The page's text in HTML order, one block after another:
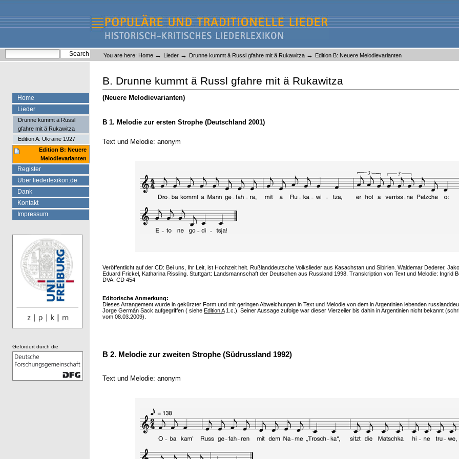
content.
navigation
Liederlexikon
Personal
tools
You are here: Home → Lieder → Drunne kummt ä Russl gfahre mit ä Rukawitza → Edition B: Neuere Melodievarianten
B. Drunne kummt ä Russl gfahre mit ä Rukawitza
(Neuere Melodievarianten)
B 1. Melodie zur ersten Strophe (Deutschland 2001)
Text und Melodie: anonym
Veröffentlicht auf der CD: Bei uns, Ihr Leit, ist Hochzeit heit. Rußlanddeutsche Volkslieder aus Kasachstan und Sibirien. Waldemar Dederer,
Eduard Frickel, Katharina Rissling. Stuttgart: Landsmannschaft der Deutschen aus Russland 1998. Transkription von Text und Melodie: Ingrid
DVA: CD 454
Editorische Anmerkung:
Dieses Arrangement wurde in gekürzter Form und mit geringen Abweichungen in Text und Melodie von dem in Argentinien lebenden
Jorge Germàn Sack aufgegriffen ( siehe Edition A1.c.). Seiner Aussage zufolge war dieser Vierzeiler bis dahin in Argentinien nicht bekannt
vom 08.03.2009).
B 2. Melodie zur zweiten Strophe (Südrussland 1992)
Text und Melodie: anonym
Home
Lieder
Drunne kummt ä Russl
gfahre mit ä Rukawitza
Edition A: Ukraine 1927
Edition B: Neuere
Melodievarianten
Register
Über liederlexikon.de
Dank
Kontakt
Impressum
Gefördert durch die